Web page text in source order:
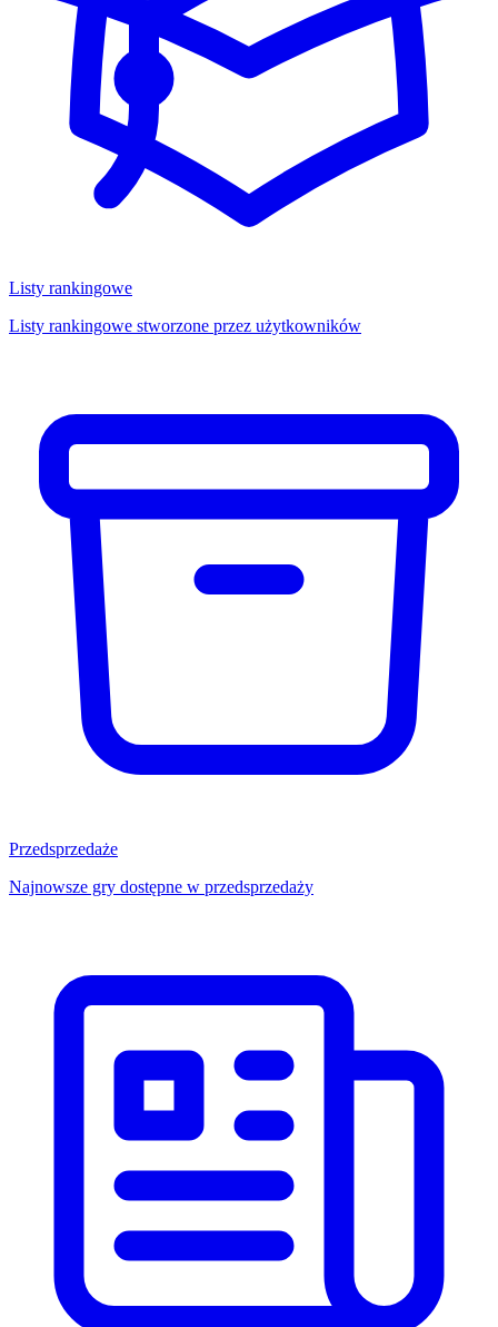
Listy rankingowe
Listy rankingowe stworzone przez użytkowników
Przedsprzedaże
Najnowsze gry dostępne w przedsprzedaży